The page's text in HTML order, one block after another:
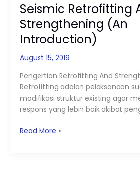
Seismic Retrofitting
Strengthening (An
Introduction)
August 15, 2019
Pengertian Retrofitting And
Retrofitting adalah pelaksanaan
modifikasi struktur existing agar
respons yang lebih baik akibat
Read More »